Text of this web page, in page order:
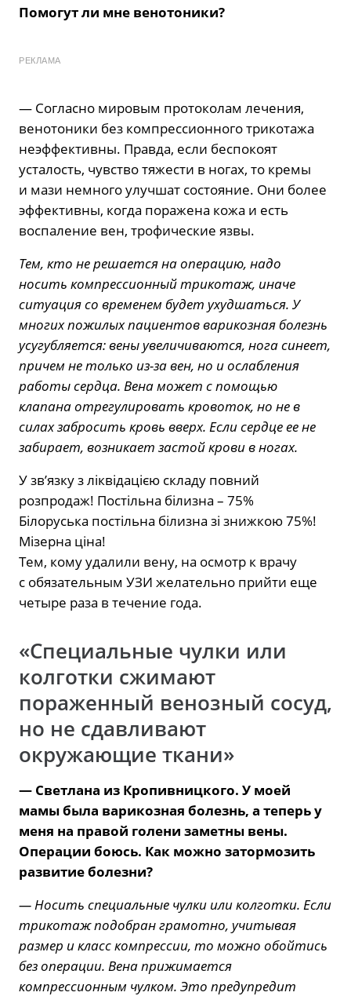
Помогут ли мне венотоники?
РЕКЛАМА
— Согласно мировым протоколам лечения,
венотоники без компрессионного трикотажа
неэффективны. Правда, если беспокоят
усталость, чувство тяжести в ногах, то кремы
и мази немного улучшат состояние. Они более
эффективны, когда поражена кожа и есть
воспаление вен, трофические язвы.
Тем, кто не решается на операцию, надо
носить компрессионный трикотаж, иначе
ситуация со временем будет ухудшаться. У
многих пожилых пациентов варикозная болезнь
усугубляется: вены увеличиваются, нога синеет,
причем не только из-за вен, но и ослабления
работы сердца. Вена может с помощью
клапана отрегулировать кровоток, но не в
силах забросить кровь вверх. Если сердце ее не
забирает, возникает застой крови в ногах.
У зв’язку з ліквідацією складу повний
розпродаж! Постільна білизна – 75%
Білоруська постільна білизна зі знижкою 75%!
Мізерна ціна!
Тем, кому удалили вену, на осмотр к врачу
с обязательным УЗИ желательно прийти еще
четыре раза в течение года.
«Специальные чулки или
колготки сжимают
пораженный венозный сосуд,
но не сдавливают
окружающие ткани»
— Светлана из Кропивницкого. У моей
мамы была варикозная болезнь, а теперь у
меня на правой голени заметны вены.
Операции боюсь. Как можно затормозить
развитие болезни?
— Носить специальные чулки или колготки. Если
трикотаж подобран грамотно, учитывая
размер и класс компрессии, то можно обойтись
без операции. Вена прижимается
компрессионным чулком. Это предупредит